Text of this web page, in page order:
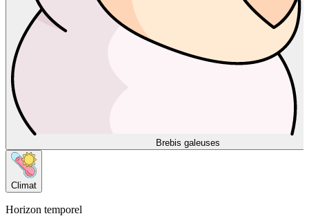
Brebis galeuses
Climat
Horizon temporel